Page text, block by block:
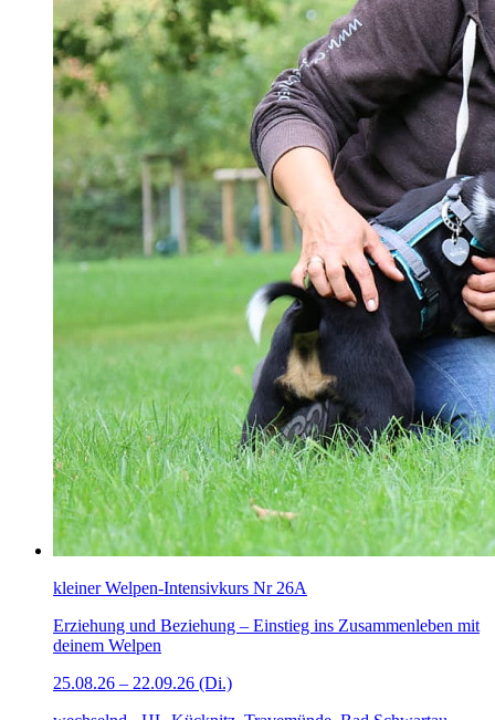
kleiner Welpen-Intensivkurs Nr 26A
Erziehung und Beziehung – Einstieg ins Zusammenleben mit
deinem Welpen
25.08.26 – 22.09.26 (Di.)